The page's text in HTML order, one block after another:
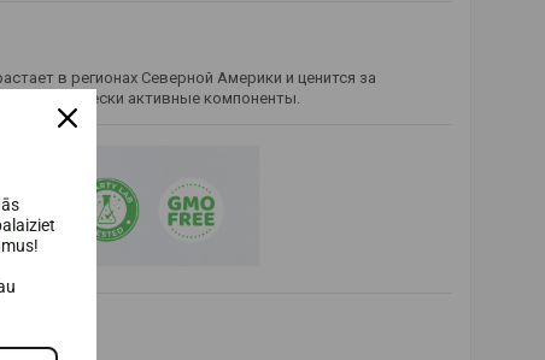
в регионах Северной Америки и ценится за
биологически активные компоненты.